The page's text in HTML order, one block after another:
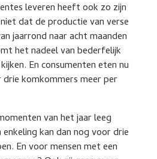
leveren heeft ook zo zijn
dat de productie van verse
jaarrond naar acht maanden
het nadeel van bederfelijk
En consumenten eten nu
komkommers meer per
van het jaar leeg
kan dan nog voor drie
En voor mensen met een